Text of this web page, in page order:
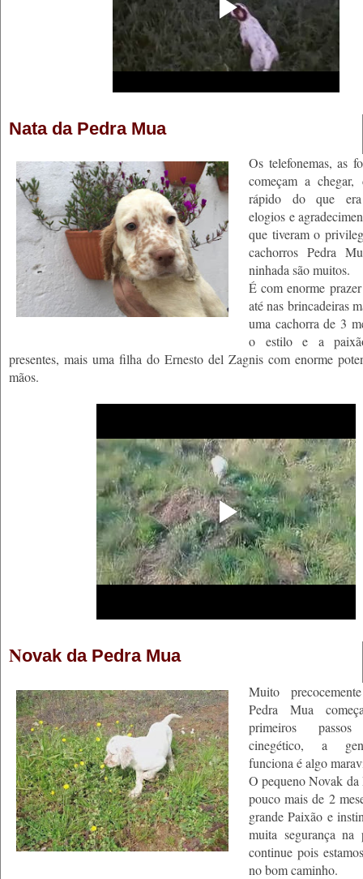
Nata da Pedra Mua
Os telefonemas, as
começam a chegar,
rápido do que
elogios e
que tiveram o
cachorros Pedra
ninhada são muitos.
É com enorme
até nas brincadeiras
uma cachorra de 3
o estilo e a
presentes, mais uma filha do Ernesto del Zagnis com enorme
mãos.
Novak da Pedra Mua
Muito
Pedra Mua
primeiros
cinegético, a
funciona é algo
O pequeno Novak da
pouco mais de 2
grande Paixão e
muita segurança na
continue pois
no bom caminho.